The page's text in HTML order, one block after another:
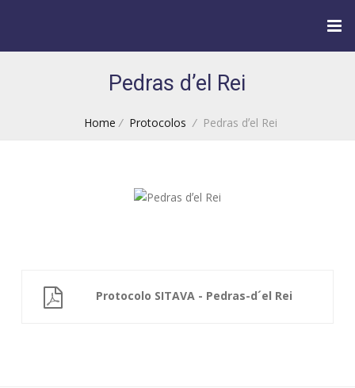
Pedras dʼel Rei
Home / Protocolos /Pedras dʼel Rei
Protocolo SITAVA - Pedras-d´el Rei